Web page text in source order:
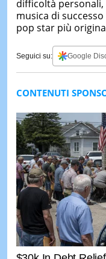
difficoltà
musica di
pop star più
Seguici su: Google